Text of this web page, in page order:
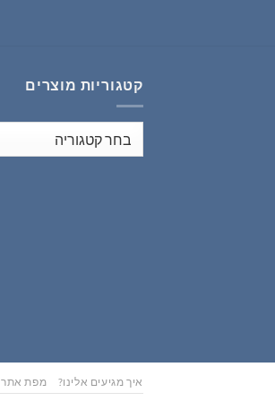
קטגוריות מוצרים
איך מגיעים אלינו? מפת אתר